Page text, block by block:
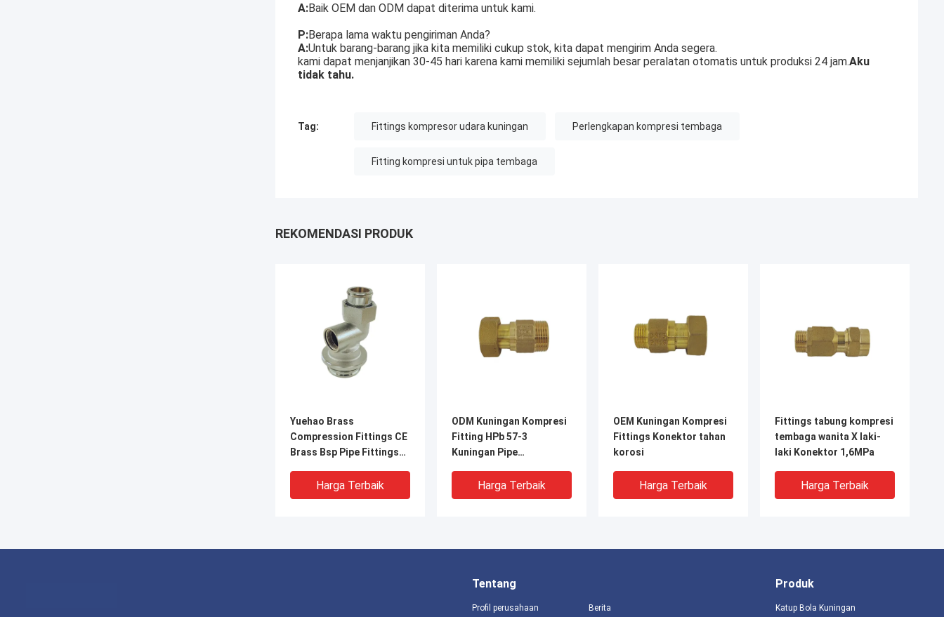
A:Baik OEM dan ODM dapat diterima untuk kami.
P:Berapa lama waktu pengiriman Anda?
A:Untuk barang-barang jika kita memiliki cukup stok, kita dapat mengirim Anda segera.
kami dapat menjanjikan 30-45 hari karena kami memiliki sejumlah besar peralatan otomatis untuk produksi 24 jam.Aku
tidak tahu.
Tag: Fittings kompresor udara kuningan Perlengkapan kompresi tembaga
Fitting kompresi untuk pipa tembaga
REKOMENDASI PRODUK
Yuehao Brass
Compression Fittings CE
Brass Bsp Pipe Fittings
Harga Terbaik
ODM Kuningan Kompresi
Fitting HPb 57-3
Kuningan Pipe
Harga Terbaik
OEM Kuningan Kompresi
Fittings Konektor tahan
korosi
Harga Terbaik
Fittings tabung kompresi
tembaga wanita X laki-
laki Konektor 1,6MPa
Harga Terbaik
Tentang
Profil perusahaan Berita
Produk
Katup Bola Kuningan